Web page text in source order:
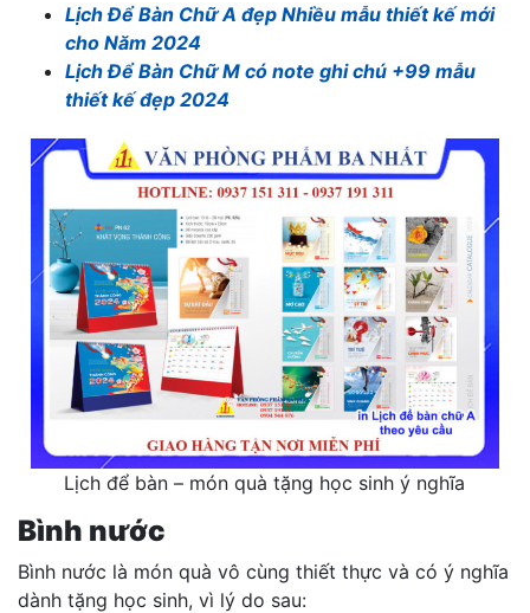
Lịch Để Bàn Chữ A đẹp Nhiều mẫu thiết kế mới
cho Năm 2024
Lịch Để Bàn Chữ M có note ghi chú +99 mẫu
thiết kế đẹp 2024
Lịch để bàn – món quà tặng học sinh ý nghĩa
Bình nước
Bình nước là món quà vô cùng thiết thực và có ý nghĩa
dành tặng học sinh, vì lý do sau: